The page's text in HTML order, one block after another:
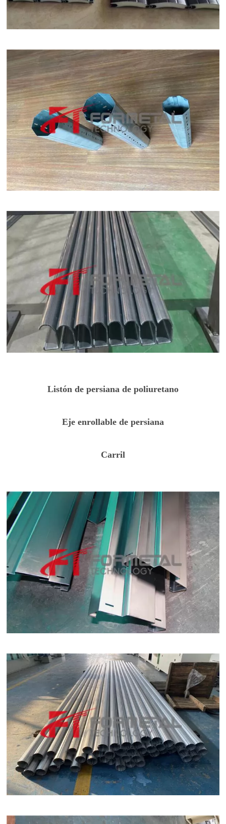
Listón de persiana de poliuretano
Eje enrollable de persiana
Carril